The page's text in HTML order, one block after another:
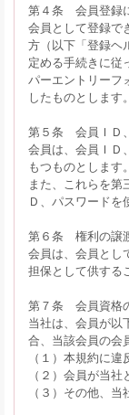
第４条 会員登録
会員として登録で
方（以下「登録ヘ
定める手続きに従
パーエントリーフ
したものとします。
第５条 会員ＩＤ
会員は、会員ＩＤ
もつものとします。
また、これらを第
Ｄ、パスワードを
第６条 権利の譲
会員は、会員とし
担保として供する
第７条 会員資格
当社は、会員が以
合、当該会員の会
（１）本規約に違
（２）会員が当
（３）その他、